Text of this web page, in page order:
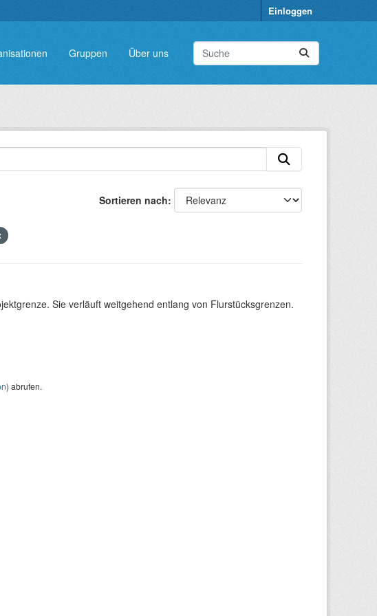
Einloggen
Gruppen Über uns
Sortieren nach
Sie verläuft weitgehend entlang von Flurstücksgrenzen.
) abrufen.